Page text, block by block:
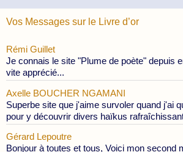
Vos Messages sur le Livre d’or
Rémi Guillet
Je connais le site "Plume de poète" depuis
vite apprécié...
Axelle BOUCHER NGAMANI
Superbe site que j'aime survoler quand j'ai
pour y découvrir divers haïkus
Gérard Lepoutre
Bonjour à toutes et tous, Voici mon second